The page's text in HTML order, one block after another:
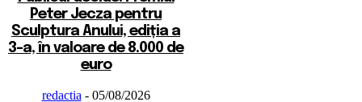
Peter Jecza pentru
Sculptura Anului, ediția a
3-a, în valoare de 8.000 de
euro
redactia - 05/08/2026